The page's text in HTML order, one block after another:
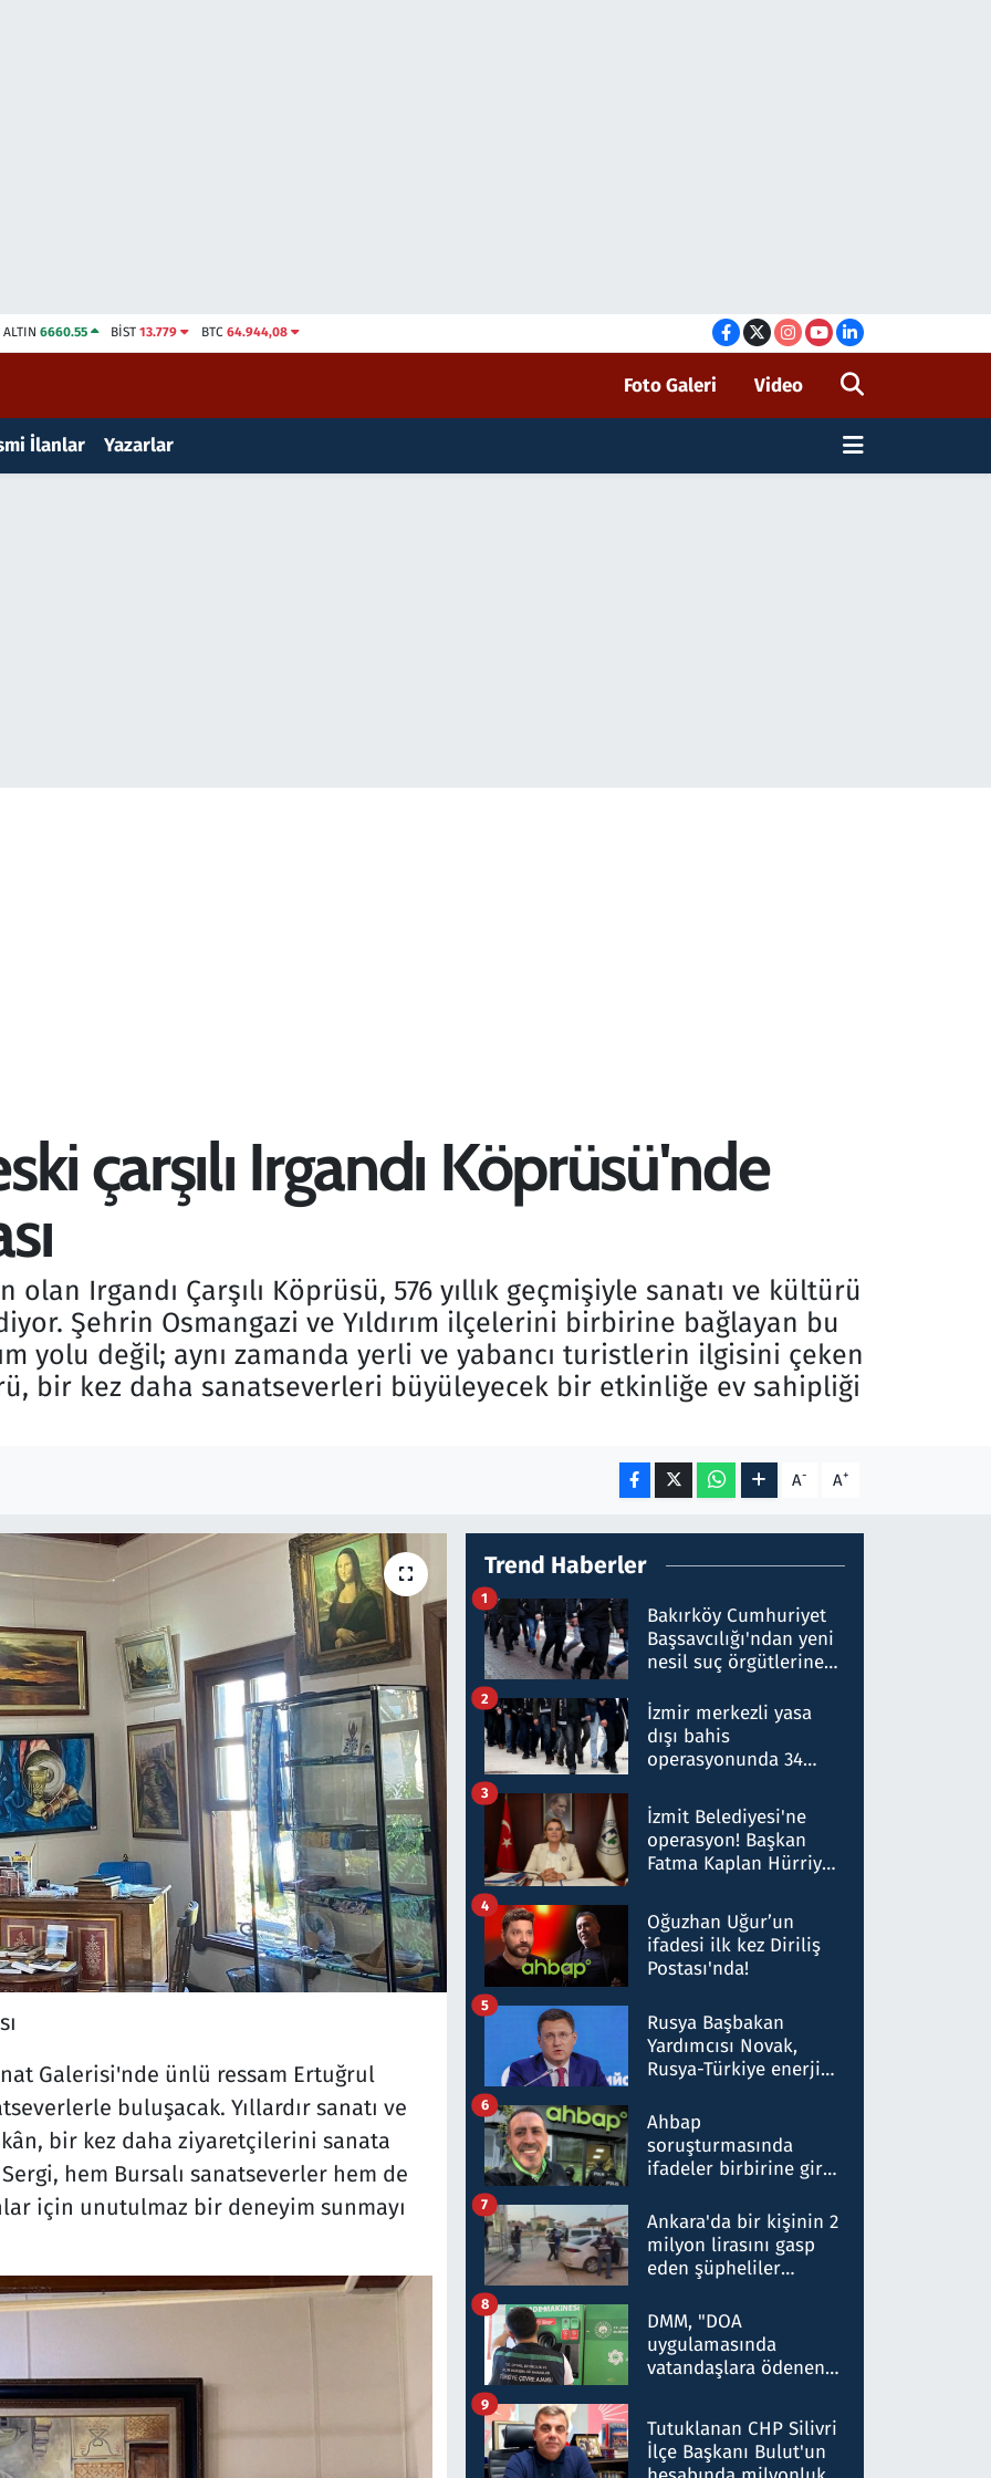
ALTIN 6660.55 BİST13.779 BTC 64.944,08
Foto Galeri Video
İlanlar Yazarlar
çarşılı Irgandı Köprüsü'nde
Irgandı Çarşılı Köprüsü, 576 yıllık geçmişiyle sanatı ve kültürü
Şehrin Osmangazi ve Yıldırım ilçelerini birbirine bağlayan bu
yolu değil; aynı zamanda yerli ve yabancı turistlerin ilgisini çeken
bir kez daha sanatseverleri büyüleyecek bir etkinliğe ev sahipliği
A- A+
Galerisi'nde ünlü ressam Ertuğrul
buluşacak. Yıllardır sanatı ve
bir kez daha ziyaretçilerini sanata
hem Bursalı sanatseverler hem de
için unutulmaz bir deneyim sunmayı
Trend Haberler
Bakırköy Cumhuriyet
Başsavcılığı'ndan yeni
nesil suç örgütlerine
hakkında gözaltı kararı
1
İzmir merkezli yasa
dışı bahis
operasyonunda 34
Milyar liralık para
trafiği tespit edildi
2
İzmit Belediyesi'ne
operasyon! Başkan
Fatma Kaplan Hürriyet
3
Oğuzhan Uğur’un
ifadesi ilk kez Diriliş
Postası'nda!
4
Rusya Başbakan
Yardımcısı Novak,
Rusya-Türkiye enerji
nitelikte olduğunu
belirtti
5
Ahbap
soruşturmasında
ifadeler birbirine girdi:
ifadelerinden ortaya
çıkan tablo şok etti
6
Ankara'da bir kişinin 2
milyon lirasını gasp
eden şüpheliler
7
DMM, "DOA
uygulamasında
vatandaşlara ödenen
düşürüldüğü" iddiasını
yalanladı
8
Tutuklanan CHP Silivri
İlçe Başkanı Bulut'un
9